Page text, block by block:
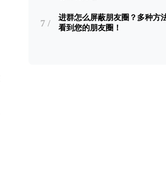
7 /
进群怎么屏蔽朋友圈？多种方
看到您的朋友圈！